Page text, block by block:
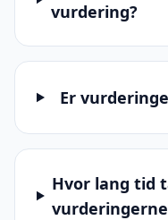
vurdering?
Er
Hvor lang tid